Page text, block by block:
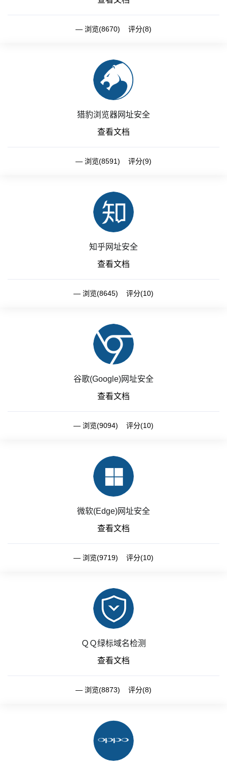
浏览(8670) 评分(8)
猎豹浏览器网址安全
查看文档
浏览(8591) 评分(9)
知乎网址安全
查看文档
浏览(8645) 评分(10)
谷歌(Google)网址安全
查看文档
浏览(9094) 评分(10)
微软(Edge)网址安全
查看文档
浏览(9719) 评分(10)
ＱＱ绿标域名检测
查看文档
浏览(8873) 评分(8)